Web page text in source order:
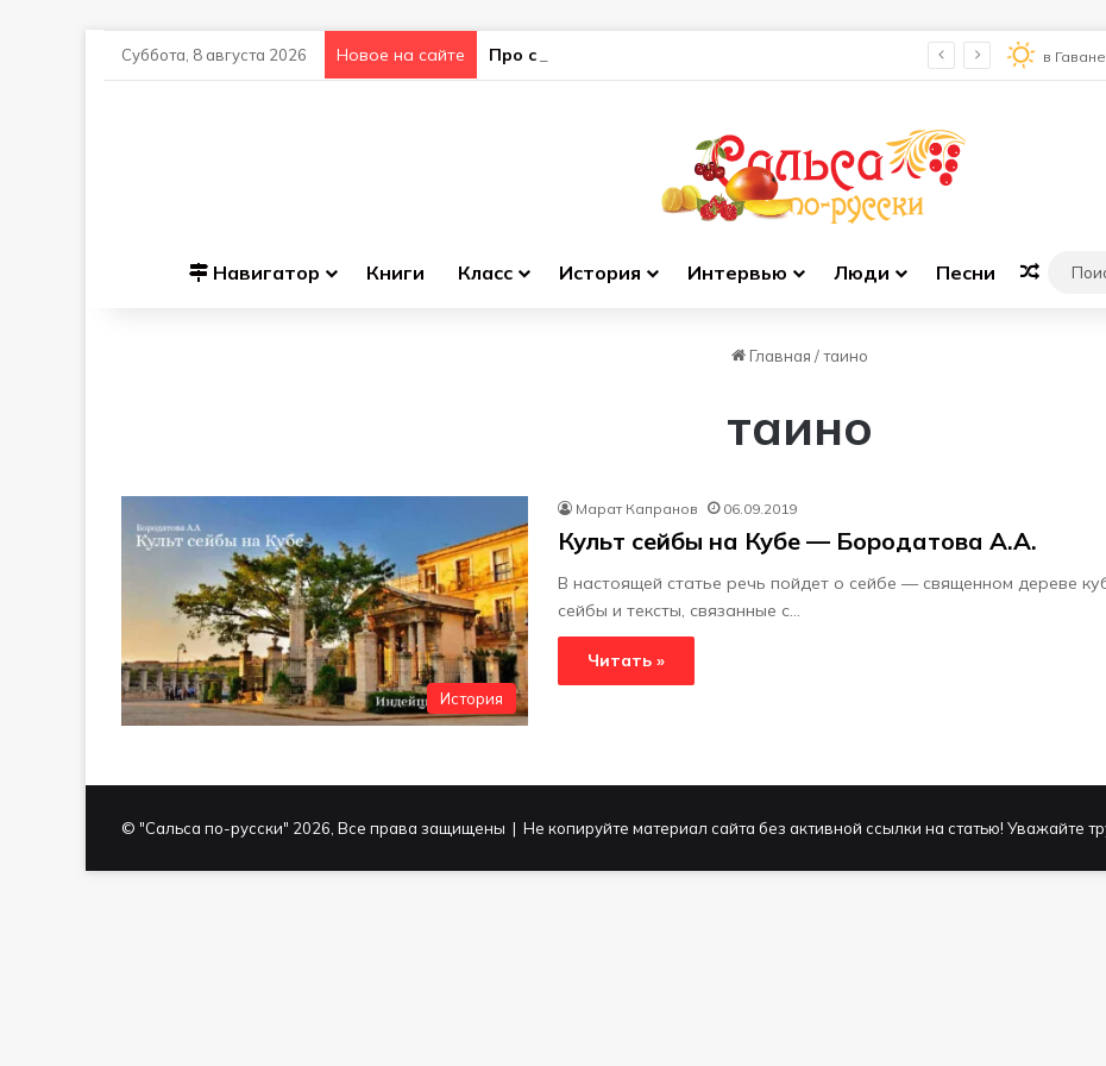
Суббота, 8 августа 2026 Новое на сайте Про соло в Гаване
Навигатор Книги Класс История Интервью Люди Песни
Главная / таино
таино
История
Марат Капранов 06.09.2019
Культ сейбы на Кубе — Бородатова А.А.
В настоящей статье речь пойдет о сейбе — священном дереве
сейбы и тексты, связанные с…
Читать »
© "Сальса по-русски" 2026, Все права защищены | Не копируйте материал сайта без активной ссылки на статью! Уважайте